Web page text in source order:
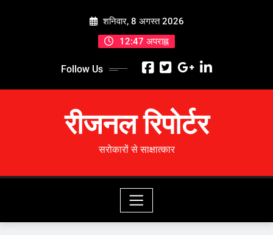
शनिवार, 8 अगस्त 2026
12:47 अपराह्न
Follow Us
रीजनल रिपोर्टर
सरोकारों से साक्षात्कार